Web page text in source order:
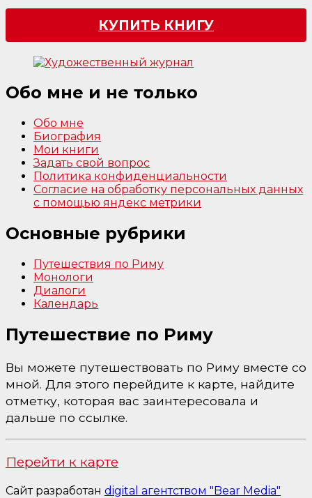
КУПИТЬ КНИГУ
Обо мне и не только
Обо мне
Биография
Мои книги
Задать свой вопрос
Политика конфиденциальности
Согласие на обработку персональных данных
с помощью яндекс метрики
Основные рубрики
Путешествия по Риму
Монологи
Диалоги
Календарь
Путешествие по Риму
Вы можете путешествовать по Риму вместе со
мной. Для этого перейдите к карте, найдите
отметку, которая вас заинтересовала и
дальше по ссылке.
Перейти к карте
Сайт разработан digital агентством "Bear Media"